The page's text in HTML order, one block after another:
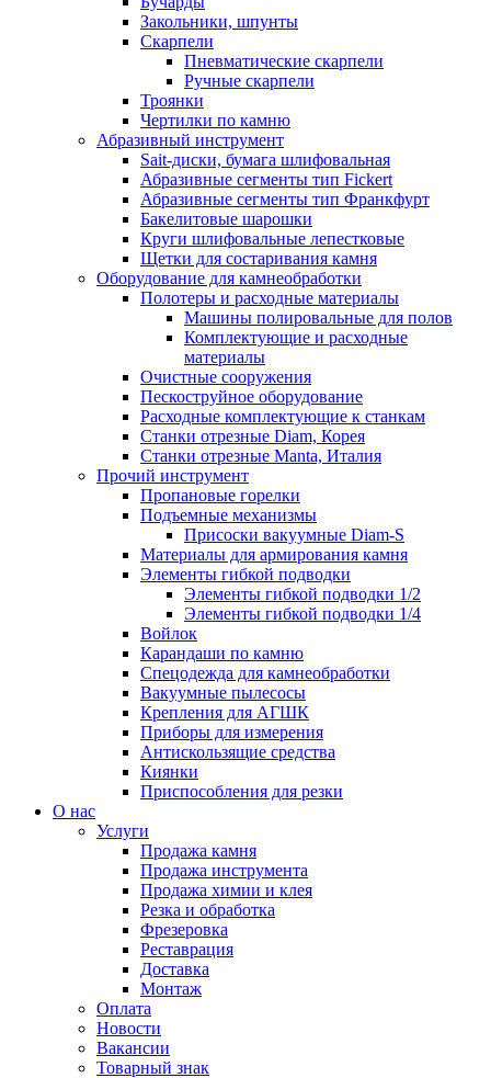
Закольники, шпунты
Скарпели
Пневматические скарпели
Ручные скарпели
Троянки
Чертилки по камню
Абразивный инструмент
Sait-диски, бумага шлифовальная
Абразивные сегменты тип Fickert
Абразивные сегменты тип Франкфурт
Бакелитовые шарошки
Круги шлифовальные лепестковые
Щетки для состаривания камня
Оборудование для камнеобработки
Полотеры и расходные материалы
Машины полировальные для полов
Комплектующие и расходные
материалы
Очистные сооружения
Пескоструйное оборудование
Расходные комплектующие к станкам
Станки отрезные Diam, Корея
Станки отрезные Manta, Италия
Прочий инструмент
Пропановые горелки
Подъeмные механизмы
Присоски вакуумные Diam-S
Материалы для армирования камня
Элементы гибкой подводки
Элементы гибкой подводки 1/2
Элементы гибкой подводки 1/4
Войлок
Карандаши по камню
Спецодежда для камнеобработки
Вакуумные пылесосы
Крепления для АГШК
Приборы для измерения
Антискользящие средства
Киянки
Приспособления для резки
О нас
Услуги
Продажа камня
Продажа инструмента
Продажа химии и клея
Резка и обработка
Фрезеровка
Реставрация
Доставка
Монтаж
Оплата
Новости
Вакансии
Товарный знак